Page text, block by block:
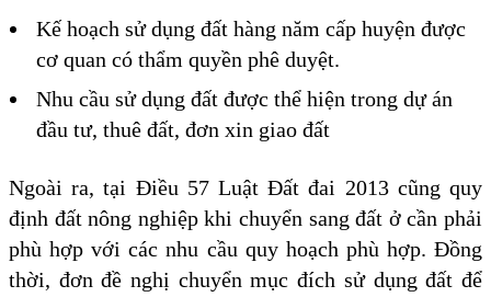
Kế hoạch sử dụng đất hàng năm cấp huyện được
cơ quan có thẩm quyền phê duyệt.
Nhu cầu sử dụng đất được thể hiện trong dự án
đầu tư, thuê đất, đơn xin giao đất
Ngoài ra, tại Điều 57 Luật Đất đai 2013 cũng quy
định đất nông nghiệp khi chuyển sang đất ở cần phải
phù hợp với các nhu cầu quy hoạch phù hợp. Đồng
thời, đơn đề nghị chuyển mục đích sử dụng đất để